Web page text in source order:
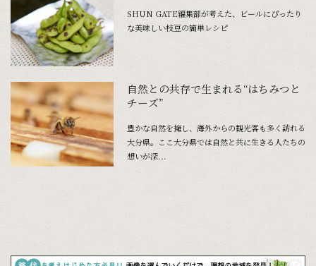
SHUN GATE編集部が考えた、ビールにぴったり
な美味しい枝豆の簡単レシピ
自然との共存で生まれる“はちみつと
チーズ”
豊かな自然を擁し、海外からの観光客も多く訪れる
大分県。ここ大分県では自然と共に生きる人たちの
想いが深...